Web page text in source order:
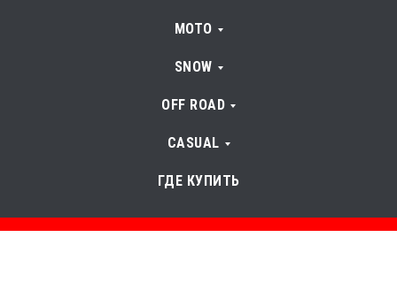
МОТО
SNOW
OFF ROAD
CASUAL
ГДЕ КУПИТЬ